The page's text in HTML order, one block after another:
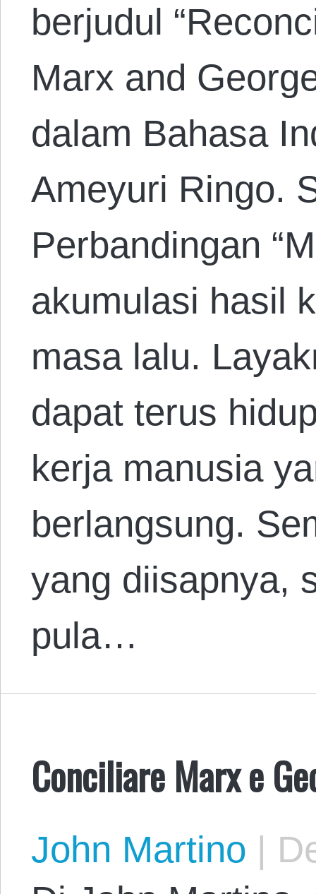
berjudul
Marx and
dalam Bahasa
Ameyuri Ringo.
Perbandingan
akumulasi hasil
masa lalu.
dapat terus
kerja manusia
berlangsung.
yang diisapnya,
pula…
Conciliare Marx e
John Martino |